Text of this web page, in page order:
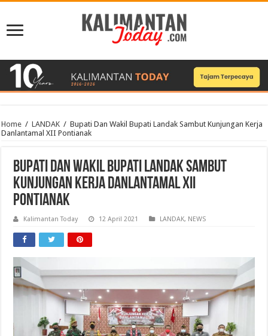
Home / LANDAK / Bupati Dan Wakil Bupati Landak Sambut Kunjungan Kerja
Danlantamal XII Pontianak
Bupati Dan Wakil Bupati Landak Sambut
Kunjungan Kerja Danlantamal XII
Pontianak
Kalimantan Today 12 April 2021 LANDAK, NEWS